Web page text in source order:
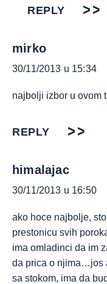
REPLY
mirko
30/11/2013 u 15:34
najbolji izbor u ovom
REPLY
himalajac
30/11/2013 u 16:50
ako hoce najbolje,
prestonicu svih
ima omladinci da im
da prica o njima…jos
sa stokom, ima da